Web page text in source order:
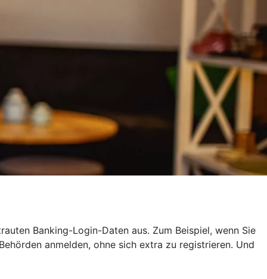
Banking-Login-Daten aus. Zum Beispiel, wenn Sie
anmelden, ohne sich extra zu registrieren. Und